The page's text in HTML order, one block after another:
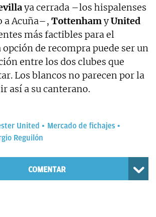
ya cerrada –los hispalenses
a Acuña–, TottenhamyUnited
más factibles para el
de recompra puede ser un
entre los dos clubes que
Los blancos no parecen por la
así a su canterano.
United
Mercado de fichajes
Reguilón
COMENTAR